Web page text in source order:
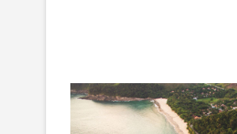
jovens
da
Vila